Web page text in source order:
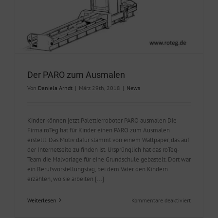
Der PARO zum Ausmalen
Von Daniela Arndt | März 29th, 2018 | News
Kinder können jetzt Palettierroboter PARO ausmalen Die
Firma roTeg hat für Kinder einen PARO zum Ausmalen
erstellt. Das Motiv dafür stammt von einem Wallpaper, das auf
der Internetseite zu finden ist. Ursprünglich hat das roTeg-
Team die Malvorlage für eine Grundschule gebastelt. Dort war
ein Berufsvorstellungstag, bei dem Väter den Kindern
erzählen, wo sie arbeiten [...]
Weiterlesen Kommentare deaktiviertfür